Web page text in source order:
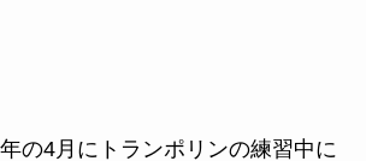
の4月にトランポリンの練習中に